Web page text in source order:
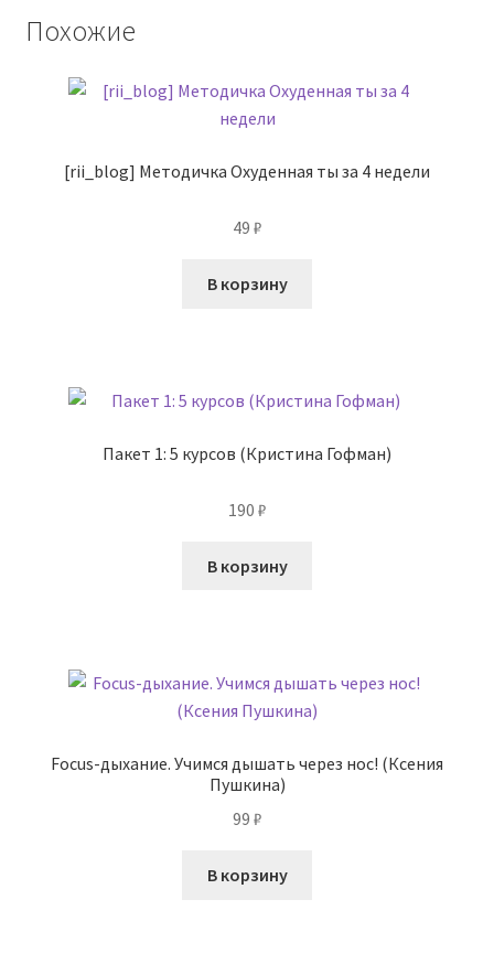
Похожие
[rii_blog] Методичка Охуденная ты за 4 недели
49 ₽
В корзину
Пакет 1: 5 курсов (Кристина Гофман)
190 ₽
В корзину
Focus-дыхание. Учимся дышать через нос! (Ксения
Пушкина)
99 ₽
В корзину